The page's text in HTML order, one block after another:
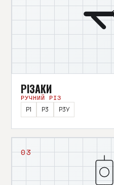
РІЗАКИ
РУЧНИЙ РІЗ
Р1
Р3 Р3У
03